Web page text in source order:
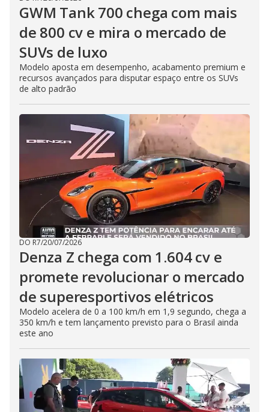
GWM Tank 700 chega com mais
de 800 cv e mira o mercado de
SUVs de luxo
Modelo aposta em desempenho, acabamento premium e
recursos avançados para disputar espaço entre os SUVs
de alto padrão
DO R7/20/07/2026
Denza Z chega com 1.604 cv e
promete revolucionar o mercado
de superesportivos elétricos
Modelo acelera de 0 a 100 km/h em 1,9 segundo, chega a
350 km/h e tem lançamento previsto para o Brasil ainda
este ano